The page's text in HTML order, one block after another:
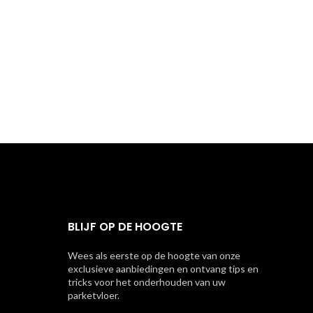
BLIJF OP DE HOOGTE
Wees als eerste op de hoogte van onze
exclusieve aanbiedingen en ontvang tips en
tricks voor het onderhouden van uw
parketvloer.